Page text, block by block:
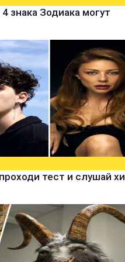
знака Зодиака могут
тест и слушай